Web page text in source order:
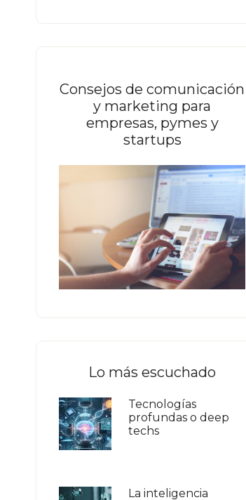
Consejos de comunicación
y marketing para
empresas, pymes y
startups
Lo más escuchado
Tecnologías
profundas o deep
techs
La inteligencia